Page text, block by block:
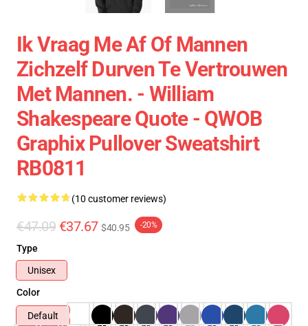
Ik Vraag Me Af Of Mannen
Zichzelf Durven Te Vertrouwen
Met Mannen. - William
Shakespeare Quote - QWOB
Graphix Pullover Sweatshirt
RB0811
(10 customer reviews)
€47.09 €37.67 $40.95 -20%
Type
Unisex
Color
Default